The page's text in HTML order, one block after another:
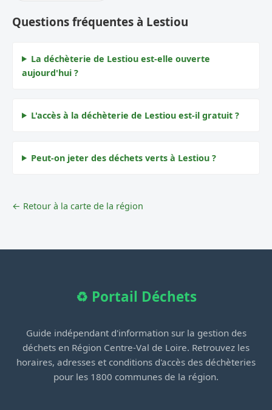
Questions fréquentes à Lestiou
La déchèterie de Lestiou est-elle ouverte
aujourd'hui ?
L'accès à la déchèterie de Lestiou est-il gratuit ?
Peut-on jeter des déchets verts à Lestiou ?
← Retour à la carte de la région
♻️ Portail Déchets
Guide indépendant d'information sur la gestion des
déchets en Région Centre-Val de Loire. Retrouvez les
horaires, adresses et conditions d'accès des déchèteries
pour les 1800 communes de la région.